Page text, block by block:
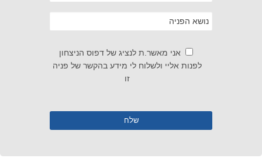
אני מאשר.ת לנציג של דפוס הניצחון
לפנות אליי ולשלוח לי מידע בהקשר של פניה
זו